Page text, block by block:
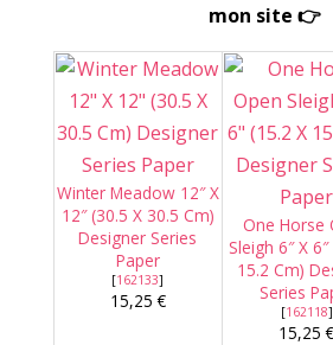
mon site👉
Winter Meadow 12″ X
12″ (30.5 X 30.5 Cm)
Designer Series
Paper
[162133]
15,25 €
One Horse
Sleigh 6″ X
15.2 Cm)
Series
[162118]
15,25 €